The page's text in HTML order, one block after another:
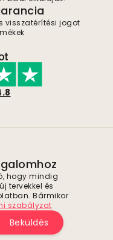
visszatérítési jogot
hogy mindig
tervekkel és
Bármikor
szabályzat
Beküldés